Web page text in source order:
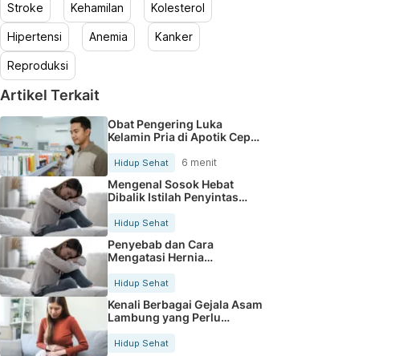
Stroke Kehamilan Kolesterol
Hipertensi Anemia Kanker
Reproduksi
Artikel Terkait
Obat Pengering Luka
Kelamin Pria di Apotik Cepat
Hidup Sehat 6 menit
Mengenal Sosok Hebat
Dibalik Istilah Penyintas
Hidup Sehat
Penyebab dan Cara
Mengatasi Hernia
Hidup Sehat
Kenali Berbagai Gejala Asam
Lambung yang Perlu
Diwaspadai
Hidup Sehat